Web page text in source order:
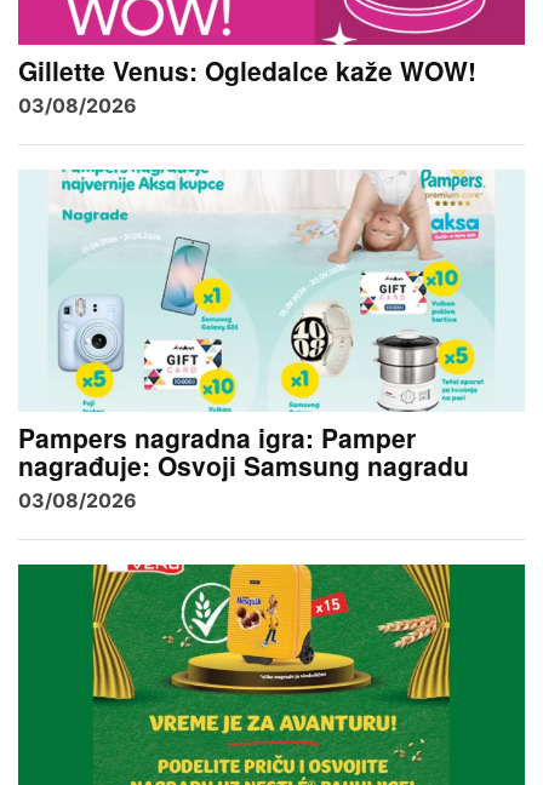
Gillette Venus: Ogledalce kaže WOW!
03/08/2026
Pampers nagradna igra: Pamper
nagrađuje: Osvoji Samsung nagradu
03/08/2026